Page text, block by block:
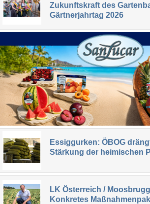
Zukunftskraft des
Gärtnerjahrtag 2026
Essiggurken: ÖBOG
Stärkung der heimischen
LK Österreich /
Konkretes